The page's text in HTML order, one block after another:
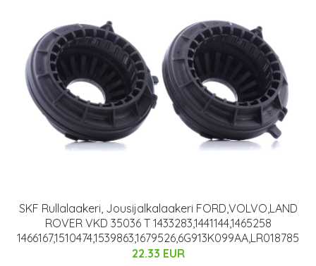
SKF Rullalaakeri, Jousijalkalaakeri FORD,VOLVO,LAND
ROVER VKD 35036 T 1433283,1441144,1465258
1466167,1510474,1539863,1679526,6G913K099AA,LR018785
22.33 EUR